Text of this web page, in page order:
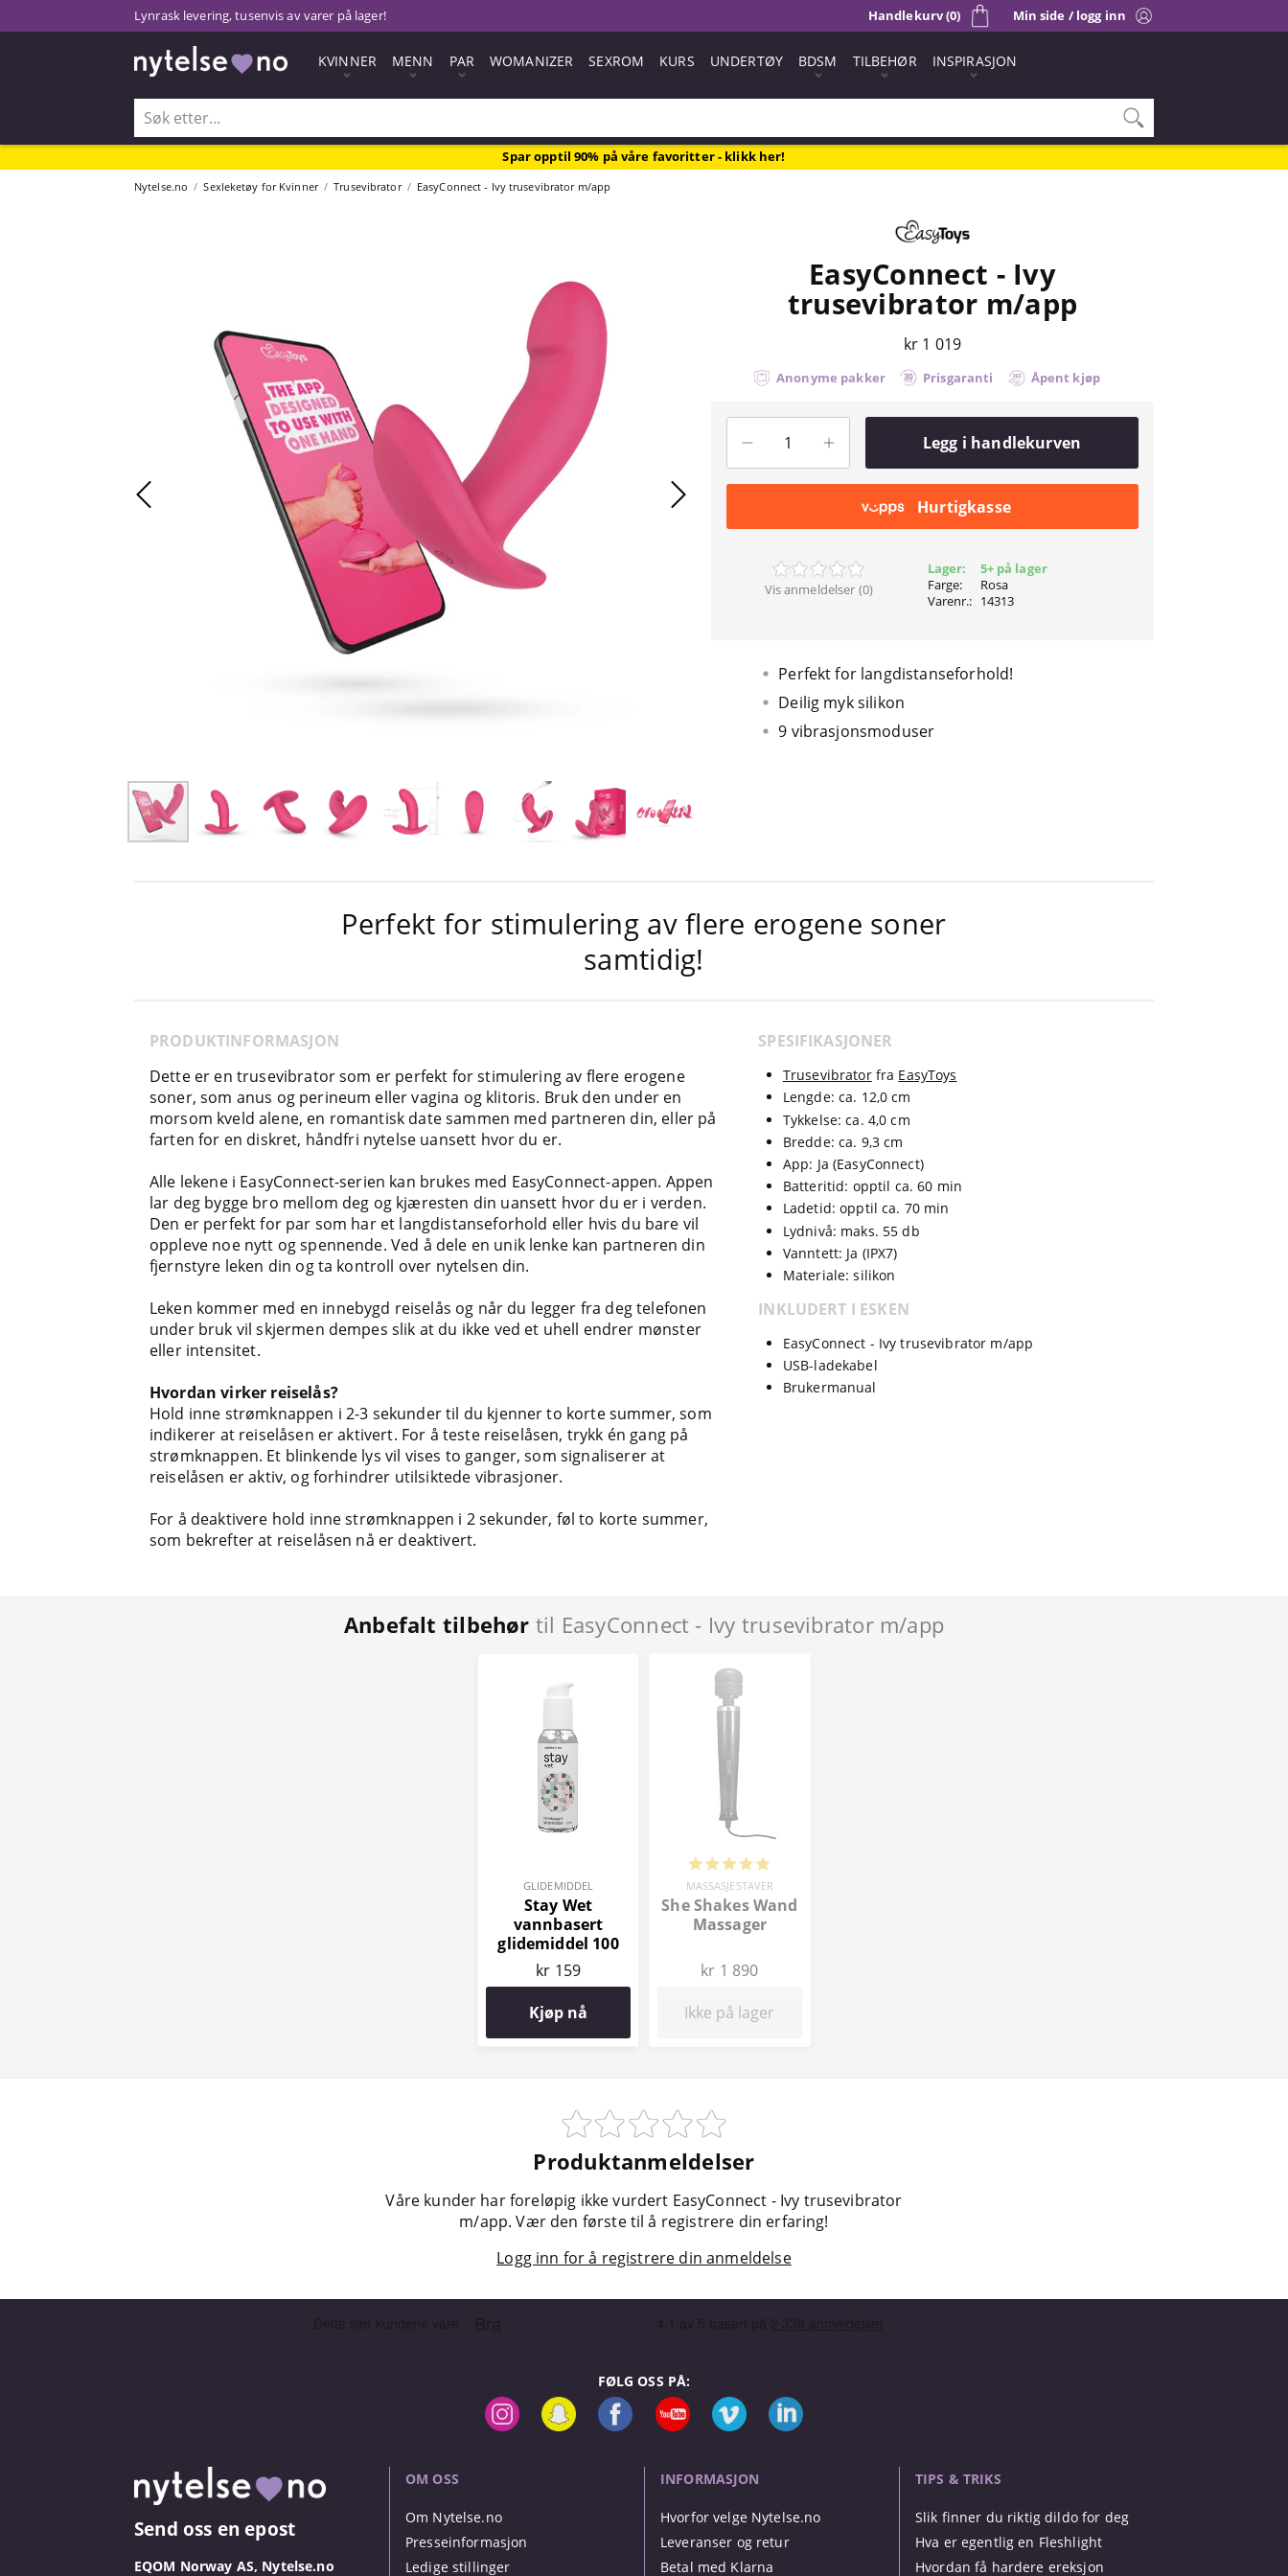
Lynrask levering, tusenvis av varer på lager! Min side / logg inn
Handlekurv (0)
KVINNER MENN PAR WOMANIZER SEXROM KURS UNDERTØY BDSM TILBEHØR INSPIRASJON
Spar opptil 90% på våre favoritter - klikk her!
Nytelse.no Sexleketøy for Kvinner Trusevibrator EasyConnect - Ivy trusevibrator m/app
EasyConnect - Ivy
trusevibrator m/app
kr 1 019
Anonyme pakker Prisgaranti Åpent kjøp
Legg i handlekurven
Hurtigkasse
Vis anmeldelser (0)
Lager:
Farge:
Varenr.:
5+ på lager
Rosa
14313
Perfekt for langdistanseforhold!
Deilig myk silikon
9 vibrasjonsmoduser
Perfekt for stimulering av flere erogene soner
samtidig!
PRODUKTINFORMASJON
Dette er en trusevibrator som er perfekt for stimulering av flere erogene
soner, som anus og perineum eller vagina og klitoris. Bruk den under en
morsom kveld alene, en romantisk date sammen med partneren din, eller på
farten for en diskret, håndfri nytelse uansett hvor du er.
Alle lekene i EasyConnect-serien kan brukes med EasyConnect-appen. Appen
lar deg bygge bro mellom deg og kjæresten din uansett hvor du er i verden.
Den er perfekt for par som har et langdistanseforhold eller hvis du bare vil
oppleve noe nytt og spennende. Ved å dele en unik lenke kan partneren din
fjernstyre leken din og ta kontroll over nytelsen din.
Leken kommer med en innebygd reiselås og når du legger fra deg telefonen
under bruk vil skjermen dempes slik at du ikke ved et uhell endrer mønster
eller intensitet.
Hvordan virker reiselås?
Hold inne strømknappen i 2-3 sekunder til du kjenner to korte summer, som
indikerer at reiselåsen er aktivert. For å teste reiselåsen, trykk én gang på
strømknappen. Et blinkende lys vil vises to ganger, som signaliserer at
reiselåsen er aktiv, og forhindrer utilsiktede vibrasjoner.
For å deaktivere hold inne strømknappen i 2 sekunder, føl to korte summer,
som bekrefter at reiselåsen nå er deaktivert.
SPESIFIKASJONER
Trusevibratorfra EasyToys
Lengde: ca. 12,0 cm
Tykkelse: ca. 4,0 cm
Bredde: ca. 9,3 cm
App: Ja (EasyConnect)
Batteritid: opptil ca. 60 min
Ladetid: opptil ca. 70 min
Lydnivå: maks. 55 db
Vanntett: Ja (IPX7)
Materiale: silikon
INKLUDERT I ESKEN
EasyConnect - Ivy trusevibrator m/app
USB-ladekabel
Brukermanual
Anbefalt tilbehør til EasyConnect - Ivy trusevibrator m/app
GLIDEMIDDEL
Stay Wet
vannbasert
glidemiddel 100
ml
kr 159
Kjøp nå
MASSASJESTAVER
She Shakes Wand
Massager
kr 1 890
Ikke på lager
Produktanmeldelser
Våre kunder har foreløpig ikke vurdert EasyConnect - Ivy trusevibrator
m/app. Vær den første til å registrere din erfaring!
Logg inn for å registrere din anmeldelse
FØLG OSS PÅ:
Send oss en epost
EQOM Norway AS, Nytelse.no
OM OSS
Om Nytelse.no
Presseinformasjon
Ledige stillinger
INFORMASJON
Hvorfor velge Nytelse.no
Leveranser og retur
Betal med Klarna
TIPS & TRIKS
Slik finner du riktig dildo for deg
Hva er egentlig en Fleshlight
Hvordan få hardere ereksjon